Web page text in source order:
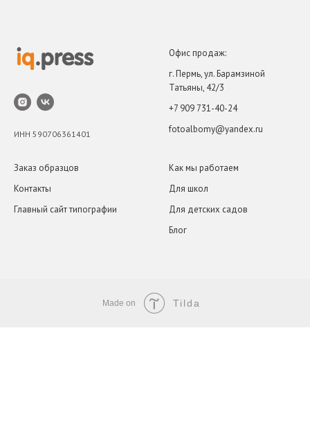
ИНН 590706361401
Офис продаж:
г. Пермь, ул. Барамзиной
Татьяны, 42/3
+7 909 731-40-24
fotoalbomy@yandex.ru
Заказ образцов
Контакты
Главный сайт типографии
Как мы работаем
Для школ
Для детских садов
Блог
Made on Tilda